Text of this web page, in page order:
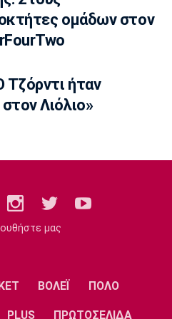
για το ματς με τη
Τελ Αβίβ ο Σέιν
να πω πολύ καλά
ομάδων στον
Τζόρντι ήταν
Λιόλιο»
μας
ΒΟΛΕΪ ΠΟΛΟ
PLUS ΠΡΩΤΟΣΕΛΙΔΑ